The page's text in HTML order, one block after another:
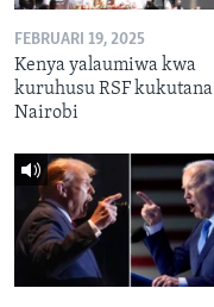
FEBRUARI 19, 2025
Kenya yalaumiwa kwa
kuruhusu RSF kukutana
Nairobi